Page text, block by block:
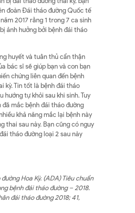
đoàn Đái tháo đường Quốc tế
2017 rằng 1 trong 7 ca sinh
ảnh hưởng bởi bệnh đái tháo
huyết và tuân thủ cẩn thận
bác sĩ sẽ giúp bạn và con bạn
chứng liên quan đến bệnh
kỳ. Tin tốt là bệnh đái tháo
hướng tự khỏi sau khi sinh. Tuy
đã mắc bệnh đái tháo đường
khả năng mắc lại bệnh này
thai sau này. Bạn cũng có nguy
tháo đường loại 2 sau này
đường Hoa Kỳ. (ADA) Tiêu chuẩn
bệnh đái tháo đường – 2018.
đái tháo đường 2018; 41,